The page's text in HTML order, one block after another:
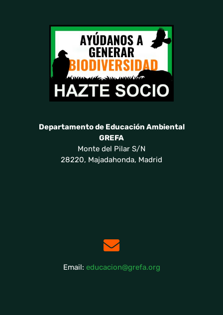
Departamento de Educación Ambiental
GREFA
Monte del Pilar S/N
28220, Majadahonda, Madrid
Email: educacion@grefa.org